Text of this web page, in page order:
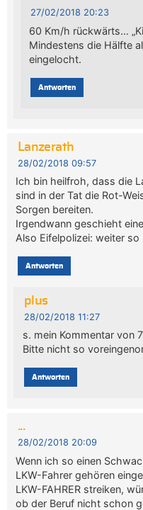
27/02/2018 20:23
60 Km/h rückwärts…
Mindestens die Hälfte
eingelocht.
Antworten
Lanzerath
28/02/2018 09:57
Ich bin heilfroh, dass die
sind in der Tat die Rot-
Sorgen bereiten.
Irgendwann geschieht
Also Eifelpolizei: weiter so
Antworten
plus
28/02/2018 11:27
s. mein Kommentar von
Bitte nicht so
Antworten
...
28/02/2018 20:09
Wenn ich so einen
LKW-Fahrer gehören
LKW-FAHRER streiken,
ob der Beruf nicht schon